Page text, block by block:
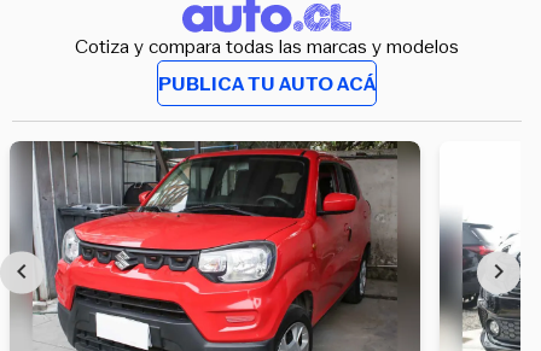
Cotiza y compara todas las marcas y modelos
PUBLICA TU AUTO ACÁ